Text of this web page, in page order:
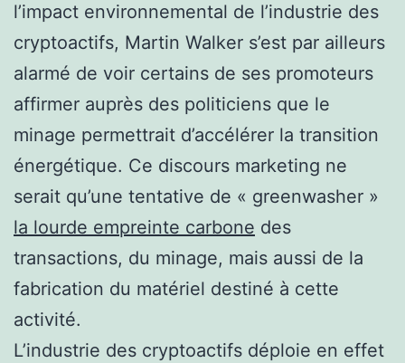
l’impact environnemental de l’industrie des
cryptoactifs, Martin Walker s’est par ailleurs
alarmé de voir certains de ses promoteurs
affirmer auprès des politiciens que le
minage permettrait d’accélérer la transition
énergétique. Ce discours marketing ne
serait qu’une tentative de « greenwasher »
la lourde empreinte carbone des
transactions, du minage, mais aussi de la
fabrication du matériel destiné à cette
activité.
L’industrie des cryptoactifs déploie en effet